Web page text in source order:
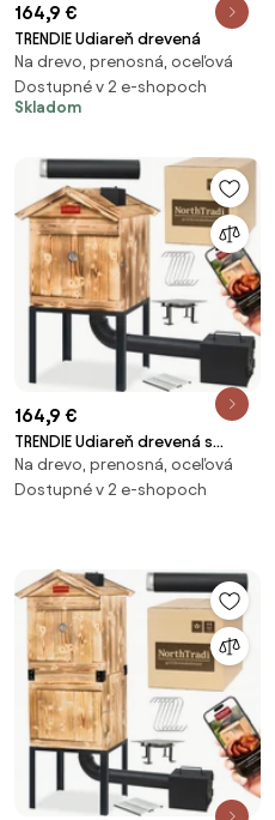
164,9 €
TRENDIE Udiareň drevená
Na drevo, prenosná, oceľová
Dostupné v 2 e-shopoch
Skladom
164,9 €
TRENDIE Udiareň drevená s
kovovým komínom
Na drevo, prenosná, oceľová
Dostupné v 2 e-shopoch